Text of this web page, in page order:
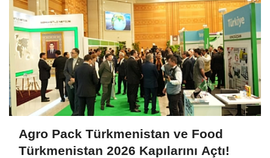
Agro Pack Türkmenistan ve Food
Türkmenistan 2026 Kapılarını Açtı!